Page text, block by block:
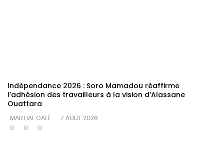
Indépendance 2026 : Soro Mamadou réaffirme
l’adhésion des travailleurs à la vision d’Alassane
Ouattara
MARTIAL GALÉ
7 AOÛT 2026
0
0 0